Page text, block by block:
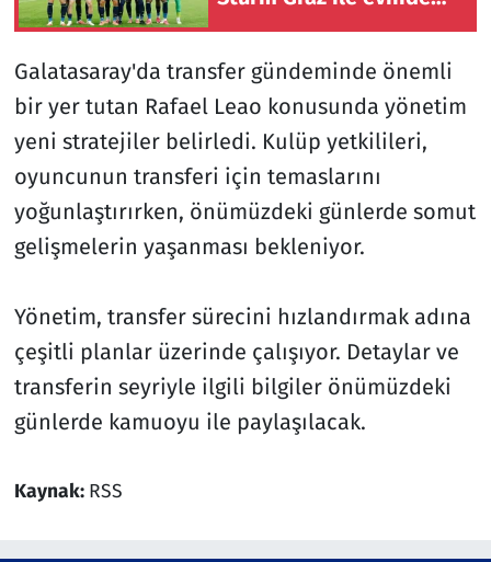
Galatasaray'da transfer gündeminde önemli
bir yer tutan Rafael Leao konusunda yönetim
yeni stratejiler belirledi. Kulüp yetkilileri,
oyuncunun transferi için temaslarını
yoğunlaştırırken, önümüzdeki günlerde somut
gelişmelerin yaşanması bekleniyor.
Yönetim, transfer sürecini hızlandırmak adına
çeşitli planlar üzerinde çalışıyor. Detaylar ve
transferin seyriyle ilgili bilgiler önümüzdeki
günlerde kamuoyu ile paylaşılacak.
Kaynak: RSS